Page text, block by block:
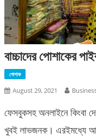
বাচ্চাদের পোশাকের
পোশাক
August 29, 2021
ফেসবুকসহ অনলাইনে কিংবা
খুবই লাভজনক। এরইমধ্যে